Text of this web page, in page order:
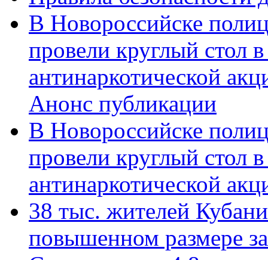
В Новороссийске
провели круглый стол
антинаркотической
Анонс публикации
В Новороссийске
провели круглый стол
антинаркотической
38 тыс. жителей
повышенном размере